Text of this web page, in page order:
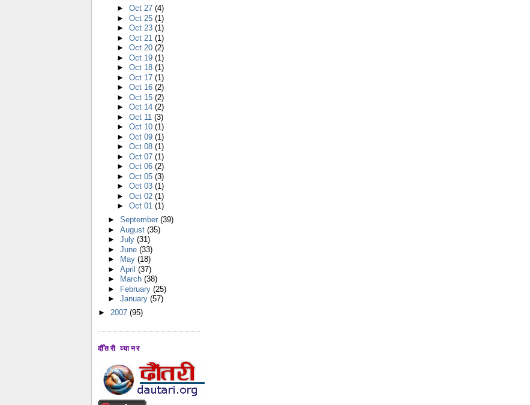
►Oct 27(4)
►Oct 25(1)
►Oct 23(1)
►Oct 21(1)
►Oct 20(2)
►Oct 19(1)
►Oct 18(1)
►Oct 17(1)
►Oct 16(2)
►Oct 15(2)
►Oct 14(2)
►Oct 11(3)
►Oct 10(1)
►Oct 09(1)
►Oct 08(1)
►Oct 07(1)
►Oct 06(2)
►Oct 05(3)
►Oct 03(1)
►Oct 02(1)
►Oct 01(1)
► September (39)
► August (35)
► July (31)
► June (33)
►
May (18)
► April (37)
►
March (38)
► February (25)
► January (57)
► 2007 (95)
दौँतरी व्यानर